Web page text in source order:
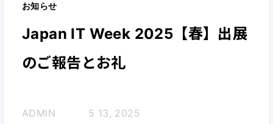
お知らせ
Japan IT Week 2025【春】出展
のご報告とお礼
ADMIN 5 13, 2025